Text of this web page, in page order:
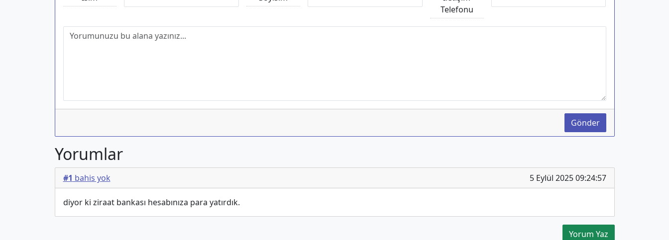
Telefonu
Gönder
Yorumlar
#1 bahis yok 5 Eylül 2025 09:24:57
diyor ki ziraat bankası hesabınıza para yatırdık.
Yorum Yaz